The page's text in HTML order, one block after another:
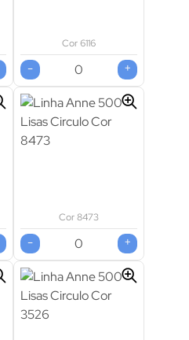
Cor 6116
- +
Cor 8473
- +